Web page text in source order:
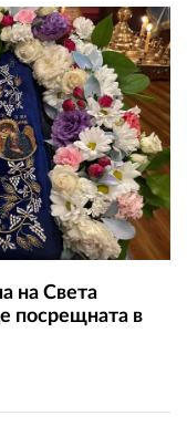
на Света
посрещната в